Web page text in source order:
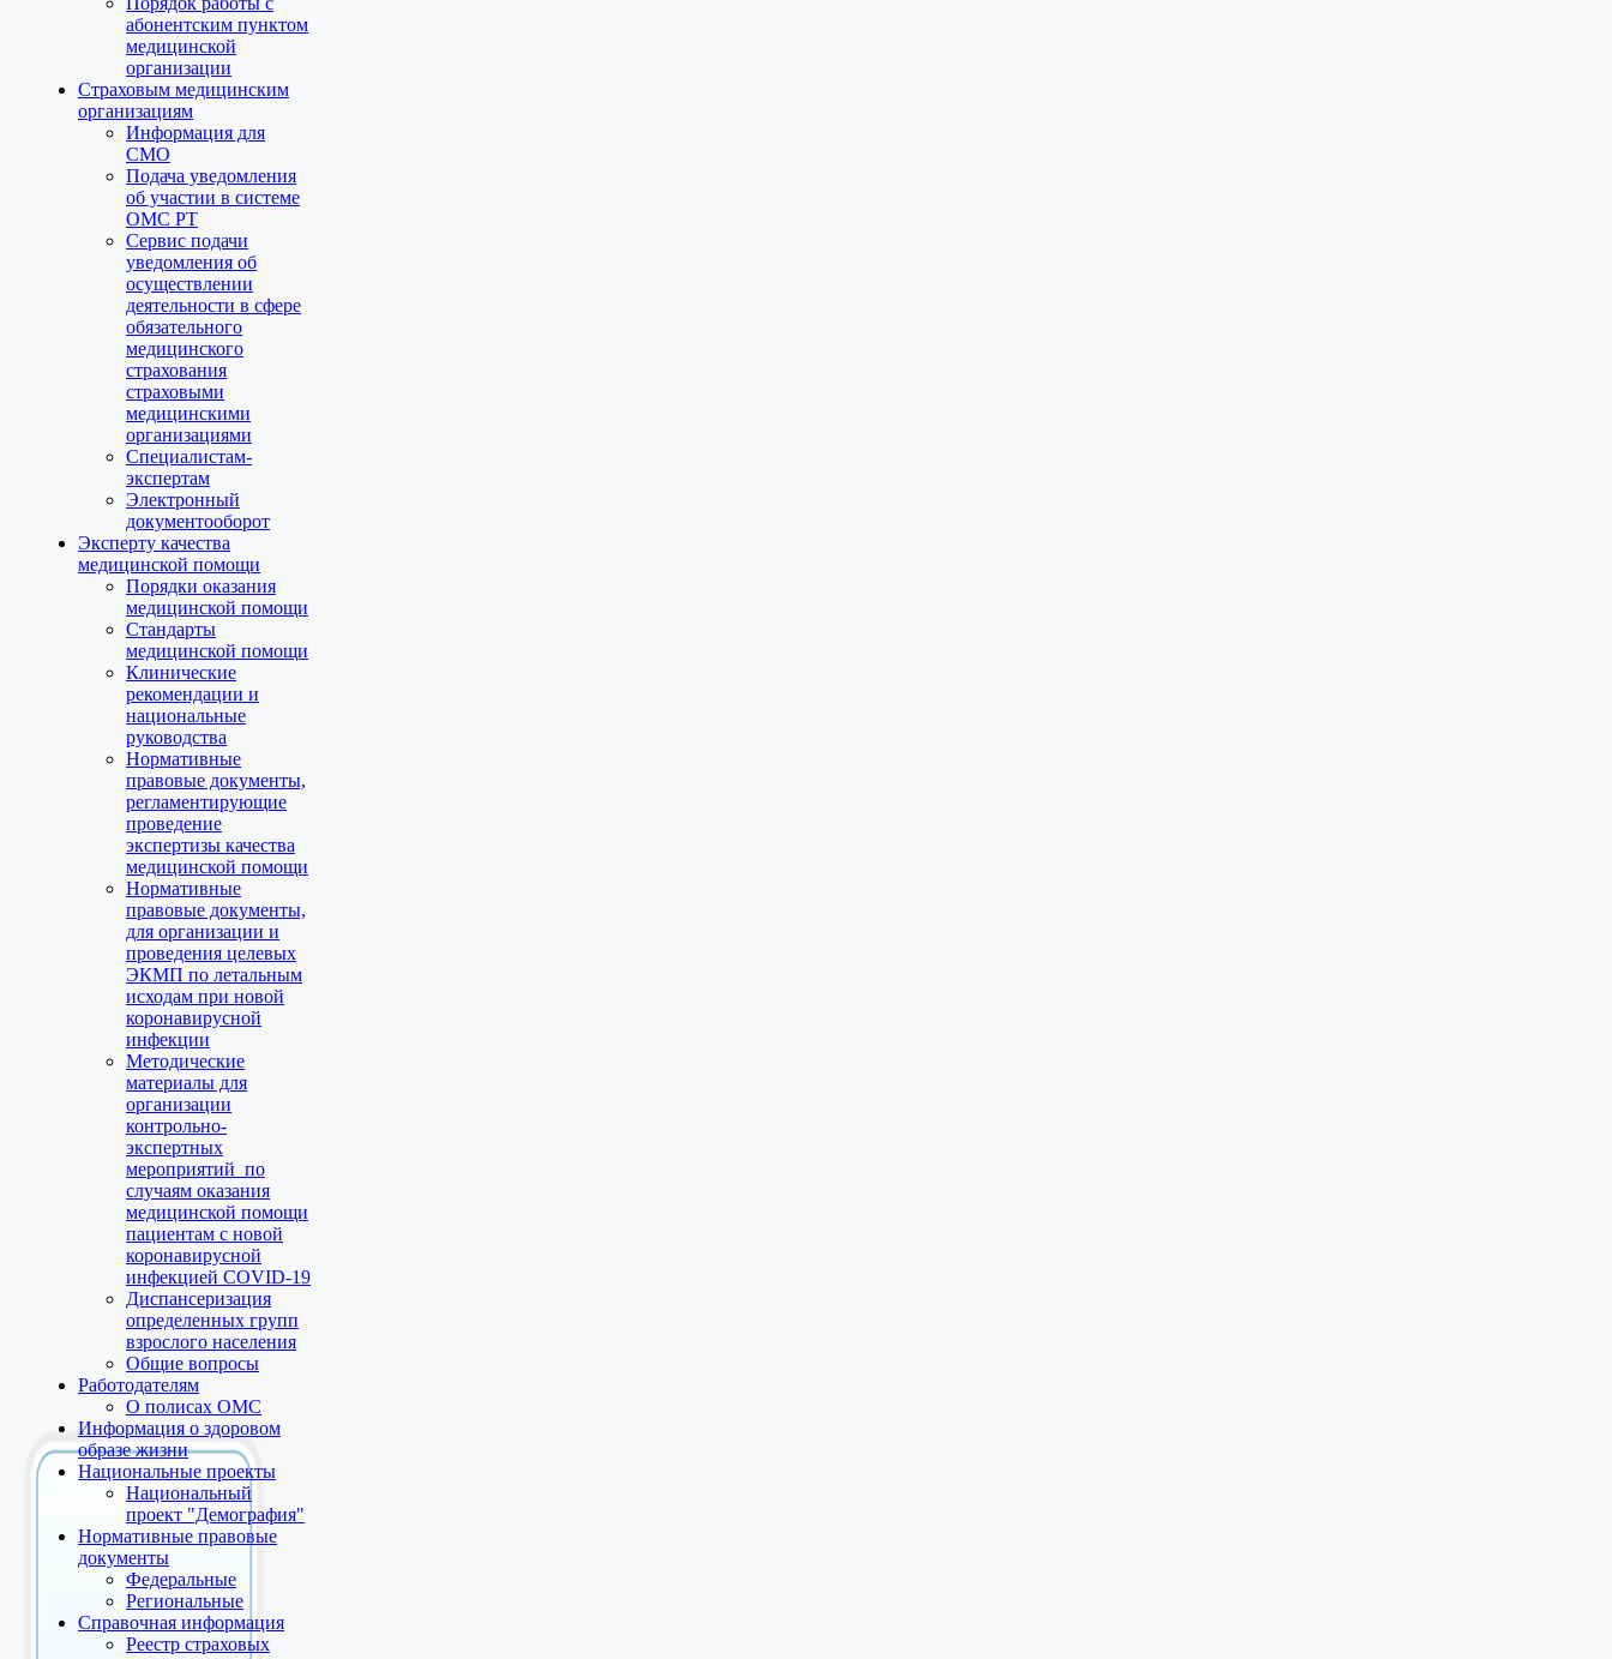
абонентским пунктом
медицинской
организации
Страховым медицинским
организациям
Информация для
СМО
Подача уведомления
об участии в системе
ОМС РТ
Сервис подачи
уведомления об
осуществлении
деятельности в сфере
обязательного
медицинского
страхования
страховыми
медицинскими
организациями
Специалистам-
экспертам
Электронный
документооборот
Эксперту качества
медицинской помощи
Порядки оказания
медицинской помощи
Стандарты
медицинской помощи
Клинические
рекомендации и
национальные
руководства
Нормативные
правовые документы,
регламентирующие
проведение
экспертизы качества
медицинской помощи
Нормативные
правовые документы,
для организации и
проведения целевых
ЭКМП по летальным
исходам при новой
коронавирусной
инфекции
Методические
материалы для
организации
контрольно-
экспертных
мероприятий по
случаям оказания
медицинской помощи
пациентам с новой
коронавирусной
инфекцией COVID-19
Диспансеризация
определенных групп
взрослого населения
Общие вопросы
Работодателям
О полисах ОМС
Информация о здоровом
образе жизни
Национальные проекты
Национальный
проект "Демография"
Нормативные правовые
документы
Федеральные
Региональные
Справочная информация
Реестр страховых